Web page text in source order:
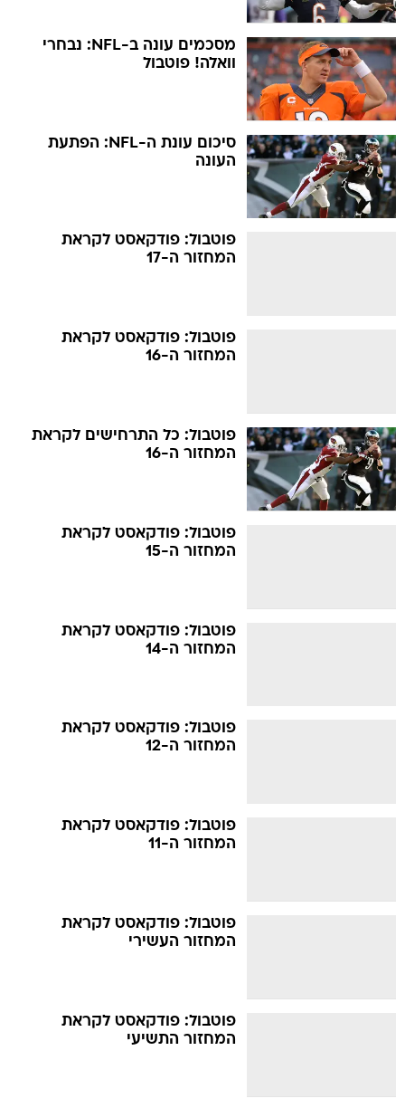
מסכמים עונה ב-NFL: נבחרי
וואלה! פוטבול
סיכום עונת ה-NFL: הפתעת
העונה
פוטבול: פודקאסט לקראת
המחזור ה-17
פוטבול: פודקאסט לקראת
המחזור ה-16
פוטבול: כל התרחישים לקראת
המחזור ה-16
פוטבול: פודקאסט לקראת
המחזור ה-15
פוטבול: פודקאסט לקראת
המחזור ה-14
פוטבול: פודקאסט לקראת
המחזור ה-12
פוטבול: פודקאסט לקראת
המחזור ה-11
פוטבול: פודקאסט לקראת
המחזור העשירי
פוטבול: פודקאסט לקראת
המחזור התשיעי